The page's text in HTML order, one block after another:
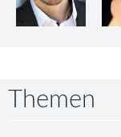
Themen